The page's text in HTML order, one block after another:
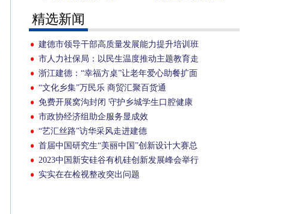
精选新闻
建德市领导干部高质量发展能力提升培训班
开班
市人力社保局：以民生温度推动主题教育走
深走实
浙江建德：“幸福方桌”让老年爱心助餐扩面
提质
“文化乡集”万民乐 商贸汇聚百货通
免费开展窝沟封闭 守护乡城学生口腔健康
市政协经济组助企服务显成效
“艺汇丝路”访华采风走进建德
首届中国研究生“美丽中国”创新设计大赛总
决赛在我市举行
2023中国新安硅谷有机硅创新发展峰会举行
实实在在检视整改突出问题